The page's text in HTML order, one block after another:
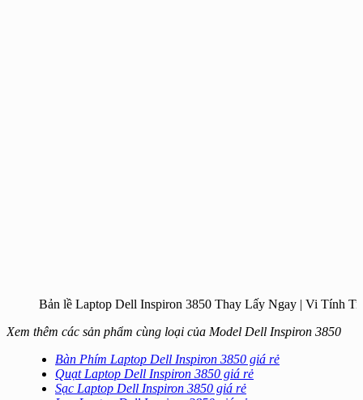
Bản lề Laptop Dell Inspiron 3850 Thay Lấy Ngay | Vi Tính
Xem thêm các sản phẩm cùng loại của Model Dell Inspiron 3850
Bàn Phím Laptop Dell Inspiron 3850 giá rẻ
Quạt Laptop Dell Inspiron 3850 giá rẻ
Sạc Laptop Dell Inspiron 3850 giá rẻ